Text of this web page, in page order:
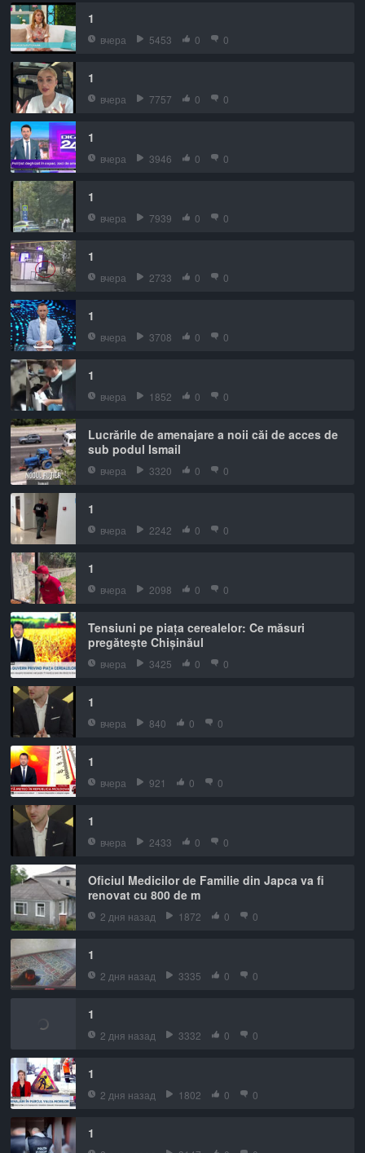
1
вчера 5453 0 0
1
вчера 7757 0 0
1
вчера 3946 0 0
1
вчера 7939 0 0
1
вчера 2733 0 0
1
вчера 3708 0 0
1
вчера 1852 0 0
Lucrările de amenajare a noii căi de acces de
sub podul Ismail
вчера 3320 0 0
1
вчера 2242 0 0
1
вчера 2098 0 0
Tensiuni pe piața cerealelor: Ce măsuri
pregătește Chișinăul
вчера 3425 0 0
1
вчера 840 0 0
1
вчера 921 0 0
1
вчера 2433 0 0
Oficiul Medicilor de Familie din Japca va fi
renovat cu 800 de m
2 дня назад 1872 0 0
1
2 дня назад 3335 0 0
1
2 дня назад 3332 0 0
1
2 дня назад 1802 0 0
1